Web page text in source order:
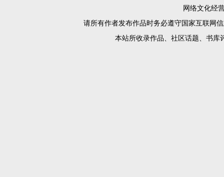
网络文化经
请所有作者发布作品时务必遵守国家互联网
本站所收录作品、社区话题、书库